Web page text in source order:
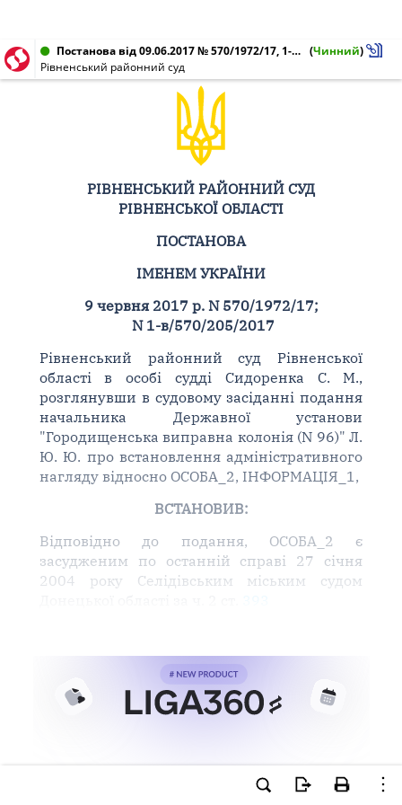
Постанова від 09.06.2017 № 570/1972/17, 1-в/570/205/2017 (Чинний)
Рівненський районний суд
РІВНЕНСЬКИЙ РАЙОННИЙ СУД
РІВНЕНСЬКОЇ ОБЛАСТІ
ПОСТАНОВА
ІМЕНЕМ УКРАЇНИ
9 червня 2017 р. N 570/1972/17;
N 1-в/570/205/2017
Рівненський районний суд Рівненської
області в особі судді Сидоренка С. М.,
розглянувши в судовому засіданні подання
начальника Державної установи
"Городищенська виправна колонія (N 96)" Л.
Ю. Ю. про встановлення адміністративного
нагляду відносно ОСОБА_2, ІНФОРМАЦІЯ_1,
ВСТАНОВИВ:
Відповідно до подання, ОСОБА_2 є
засудженим по останній справі 27 січня
2004 року Селідівським міським судом